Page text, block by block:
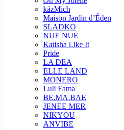
kázMich
Maison Jardin d’Éden
SLADKO
NUE NUE
Katisha Like It
Pride
LA DEA
ELLE LAND
MONERO
Luli Fama
BE.MA.BAE
JENEE MER
NIKYOU
ANVIBE